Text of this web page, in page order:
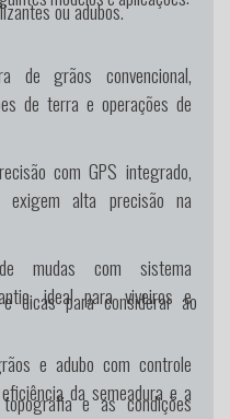
ou adubos.
de grãos convencional,
de terra e operações de
com GPS integrado,
exigem alta precisão na
mudas com sistema
ideal para viveiros e
e adubo com controle
da semeadura e a
dicas para considerar ao
e as condições